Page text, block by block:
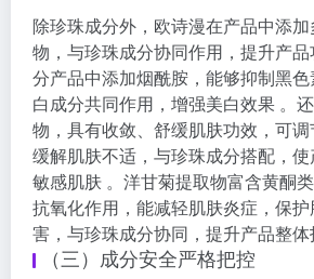
除珍珠成分外，欧诗漫在产品中添
物，与珍珠成分协同作用，提升产
分产品中添加烟酰胺，能够抑制黑
白成分共同作用，增强美白效果 。
物，具有收敛、舒缓肌肤功效，可调
缓解肌肤不适，与珍珠成分搭配，使
敏感肌肤 。洋甘菊提取物富含黄酮类
抗氧化作用，能减轻肌肤炎症，保
害，与珍珠成分协同，提升产品整体
（三）成分安全严格把控